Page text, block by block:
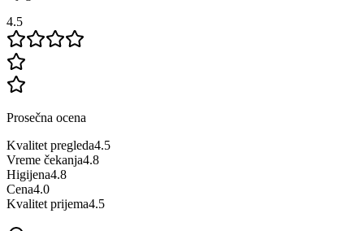
4.5
Prosečna ocena
Kvalitet pregleda4.5
Vreme čekanja4.8
Higijena4.8
Cena4.0
Kvalitet prijema4.5